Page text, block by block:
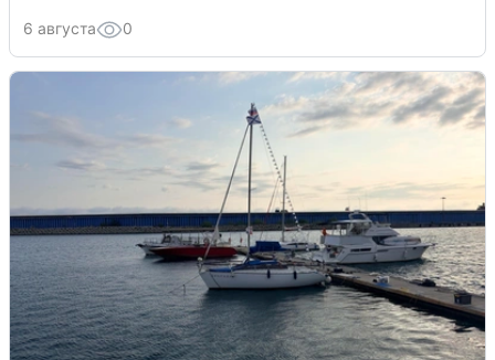
6 августа 0